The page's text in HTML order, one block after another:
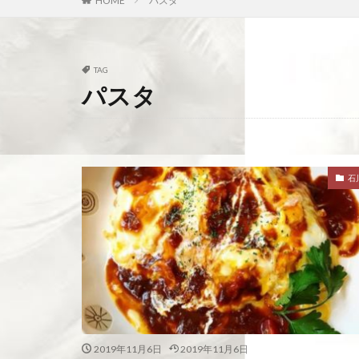
TAG
パスタ
石
2019年11月6日 2019年11月6日